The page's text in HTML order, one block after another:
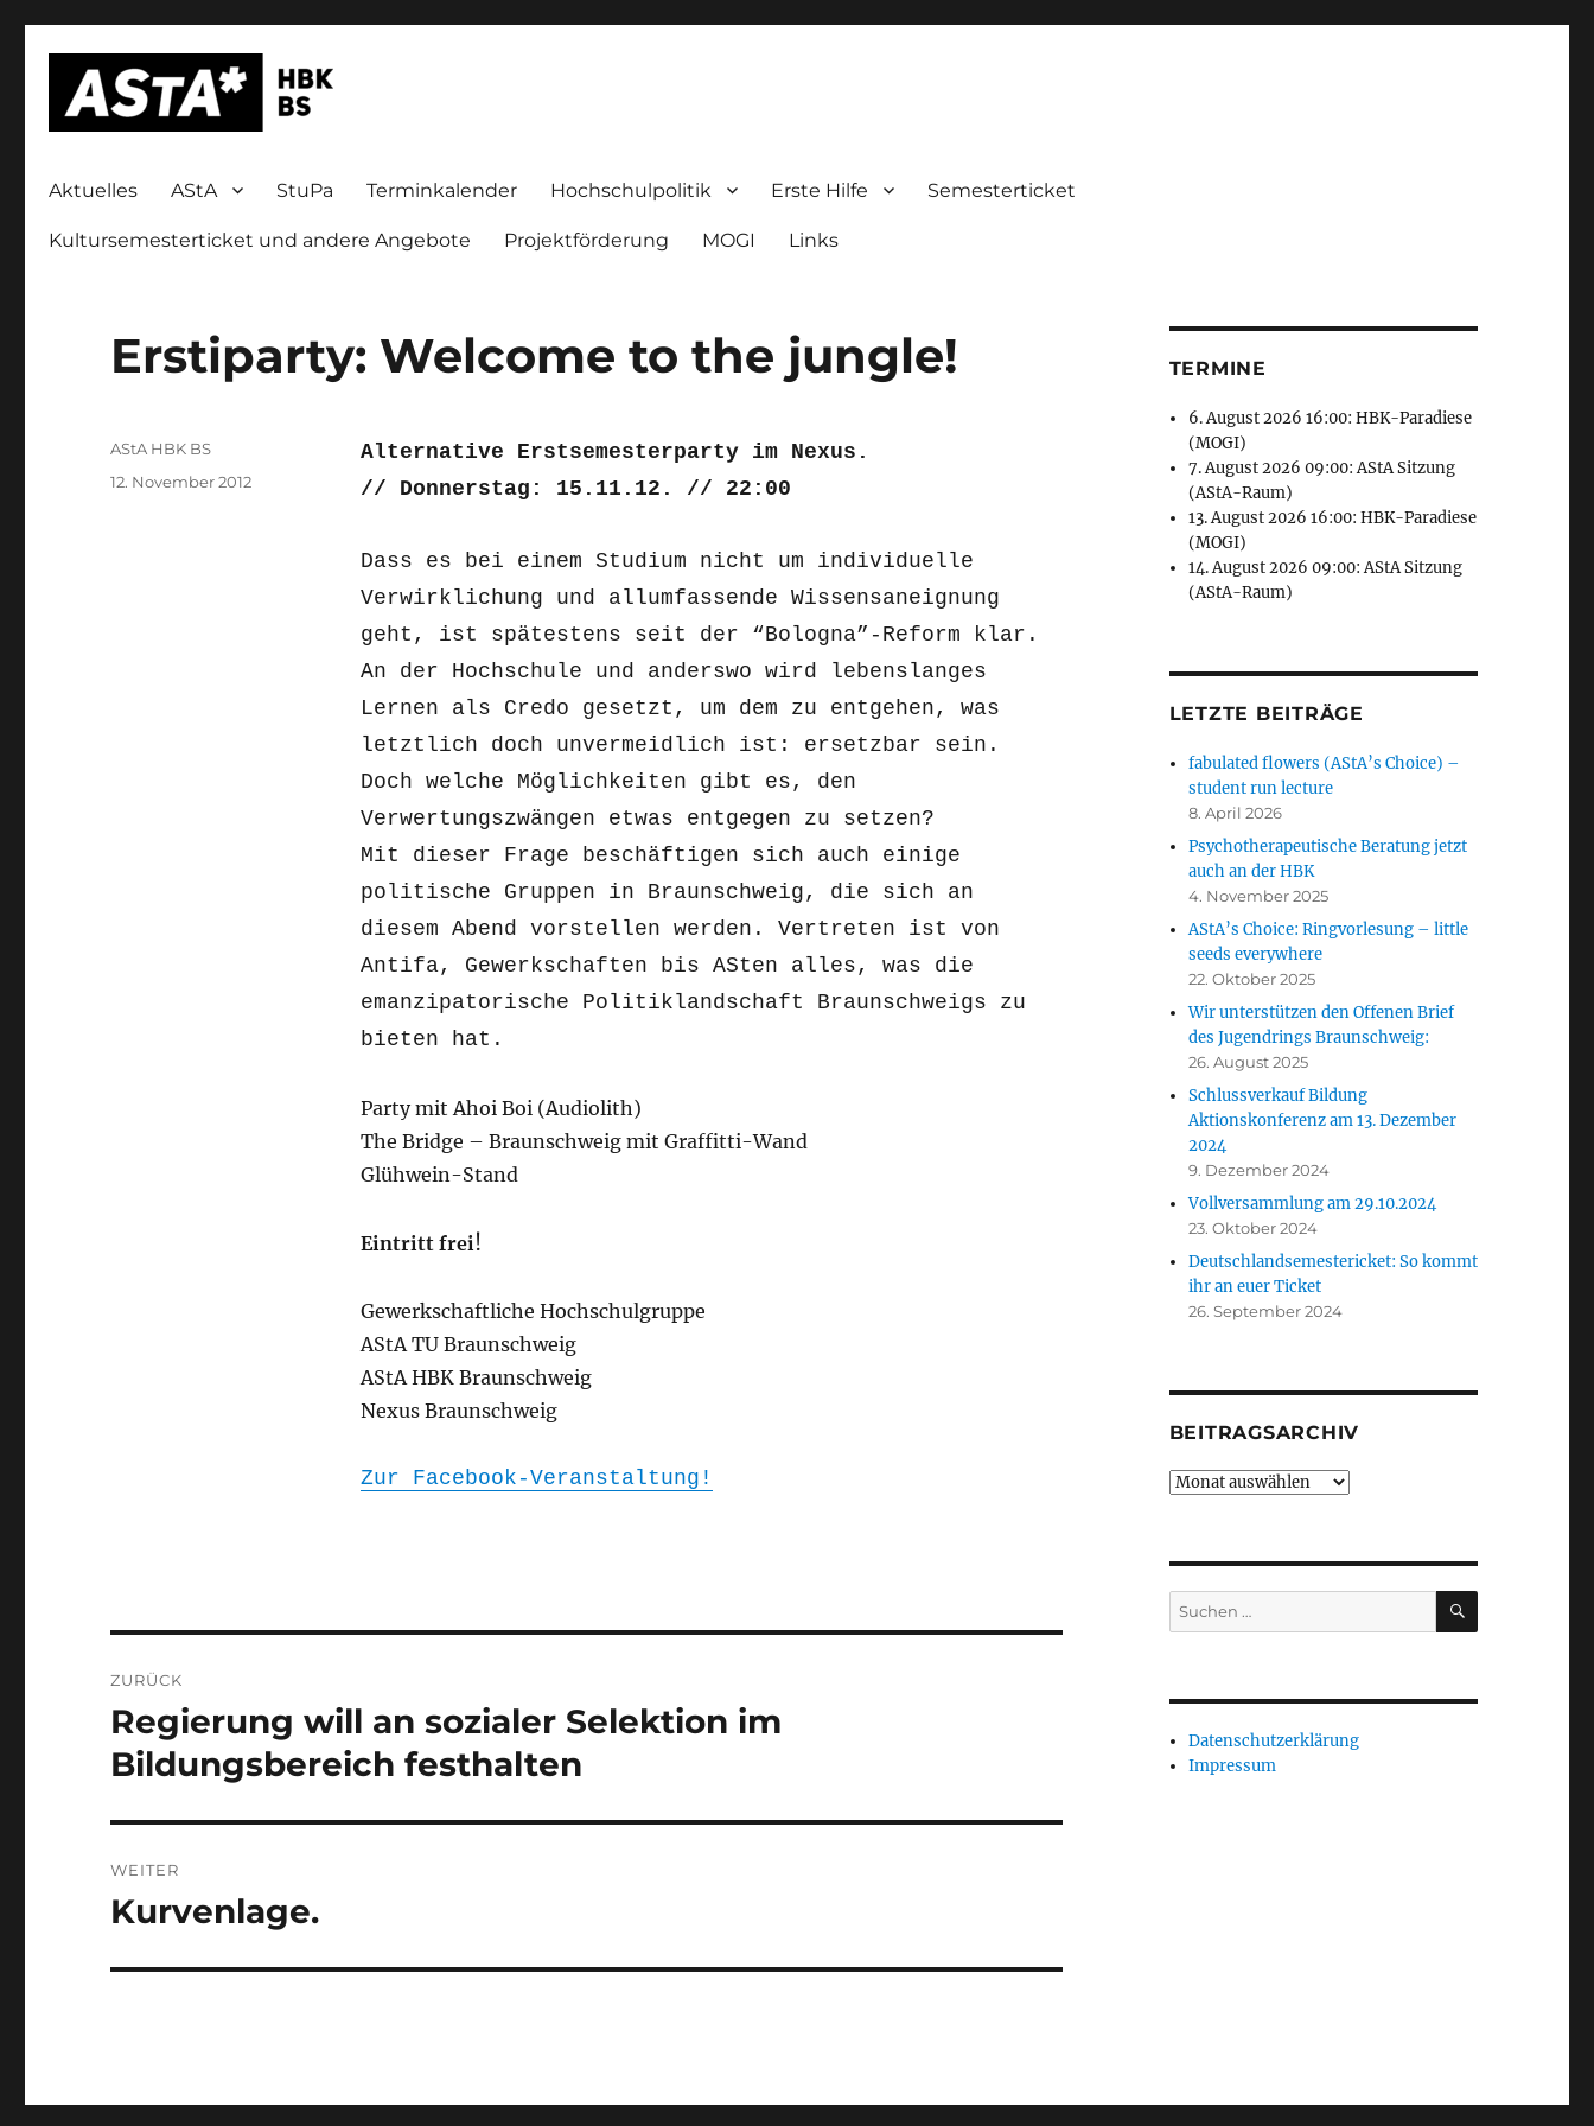
Aktuelles AStA StuPa Terminkalender Hochschulpolitik Erste Hilfe Semesterticket
Kultursemesterticket und andere Angebote Projektförderung MOGI Links
Erstiparty: Welcome to the jungle!
Alternative Erstsemesterparty im Nexus .
// Donnerstag: 15.11.12. // 22:00
Dass es bei einem Studium nicht um individuelle
Verwirklichung und allumfassende Wissensaneignung
geht, ist spätestens seit der “Bologna”-Reform klar.
An der Hochschule und anderswo wird lebenslanges
Lernen als Credo gesetzt, um dem zu entgehen, was
letztlich doch unvermeidlich ist: ersetzbar sein.
Doch welche Möglichkeiten gibt es, den
Verwertungszwängen etwas entgegen zu setzen?
Mit dieser Frage beschäftigen sich auch einige
politische Gruppen in Braunschweig, die sich an
diesem Abend vorstellen werden. Vertreten ist von
Antifa, Gewerkschaften bis ASten alles, was die
emanzipatorische Politiklandschaft Braunschweigs zu
bieten hat.
Party mit Ahoi Boi (Audiolith)
The Bridge – Braunschweig mit Graffitti-Wand
Glühwein-Stand
Eintritt frei!
Gewerkschaftliche Hochschulgruppe
AStA TU Braunschweig
AStA HBK Braunschweig
Nexus Braunschweig
Zur Facebook-Veranstaltung!
Autor
AStA HBK BS
Veröffentlicht
12. November 2012
ZURÜCK
Vorheriger
Beitrag:
Regierung will an sozialer Selektion im
Bildungsbereich festhalten
WEITER
Nächster
Kurvenlage.
TERMINE
6. August 2026 16:00: HBK-Paradiese
(MOGI)
7. August 2026 09:00: AStA Sitzung
(AStA-Raum)
13. August 2026 16:00: HBK-Paradiese
(MOGI)
14. August 2026 09:00: AStA Sitzung
(AStA-Raum)
LETZTE BEITRÄGE
fabulated flowers (AStA’s Choice) –
student run lecture
8. April 2026
Psychotherapeutische Beratung jetzt
auch an der HBK
4. November 2025
AStA’s Choice: Ringvorlesung – little
seeds everywhere
22. Oktober 2025
Wir unterstützen den Offenen Brief
des Jugendrings Braunschweig:
26. August 2025
Schlussverkauf Bildung
Aktionskonferenz am 13. Dezember
2024
9. Dezember 2024
Vollversammlung am 29.10.2024
23. Oktober 2024
Deutschlandsemestericket: So kommt
ihr an euer Ticket
26. September 2024
BEITRAGSARCHIV
Beitragsarchiv
Suchen
nach:
SUCHEN
Datenschutzerklärung
Impressum